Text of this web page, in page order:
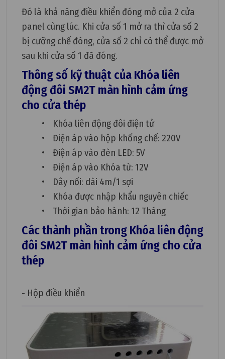
Đó là khả năng điều khiển đóng mở của 2 cửa
panel cùng lúc. Khi cửa số 1 mở ra thì cửa số 2
bị cưỡng chế đóng, cửa số 2 chỉ có thể được mở
sau khi cửa số 1 đã đóng.
Thông số kỹ thuật của Khóa liên
động đôi SM2T màn hình cảm ứng
cho cửa thép
• Khóa liên động đôi điện tử
• Điện áp vào hộp khống chế: 220V
• Điện áp vào đèn LED: 5V
• Điện áp vào Khóa từ: 12V
• Dây nối: dài 4m/1 sợi
• Khóa được nhập khẩu nguyên chiếc
• Thời gian bảo hành: 12 Tháng
Các thành phần trong Khóa liên động
đôi SM2T màn hình cảm ứng cho cửa
thép
- Hộp điều khiển